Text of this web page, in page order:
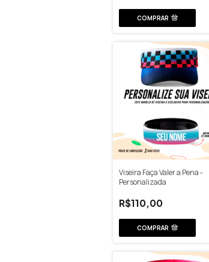
COMPRAR
Viseira Faça Valer a Pena -
Personalizada
R$110,00
COMPRAR